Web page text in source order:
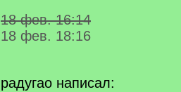
18 фев. 16:14
18 фев. 18:16
радугао написал: